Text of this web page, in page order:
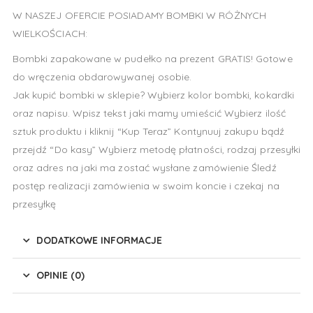
W NASZEJ OFERCIE POSIADAMY BOMBKI W RÓŻNYCH
WIELKOŚCIACH:
Bombki zapakowane w pudełko na prezent GRATIS! Gotowe
do wręczenia obdarowywanej osobie.
Jak kupić bombki w sklepie? Wybierz kolor bombki, kokardki
oraz napisu. Wpisz tekst jaki mamy umieścić Wybierz ilość
sztuk produktu i kliknij “Kup Teraz” Kontynuuj zakupu bądź
przejdź “Do kasy” Wybierz metodę płatności, rodzaj przesyłki
oraz adres na jaki ma zostać wysłane zamówienie Śledź
postęp realizacji zamówienia w swoim koncie i czekaj na
przesyłkę
DODATKOWE INFORMACJE
OPINIE (0)